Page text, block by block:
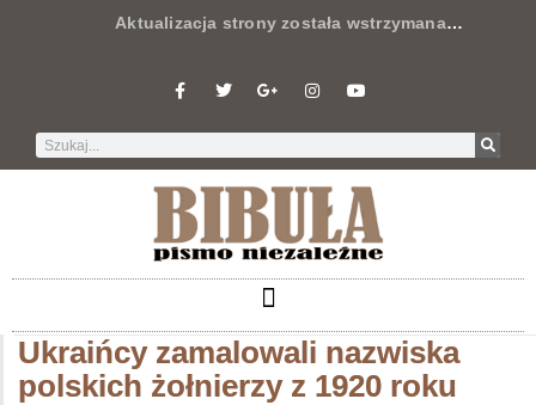
Aktualizacja strony została wstrzymana…
Ukraińcy zamalowali nazwiska
polskich żołnierzy z 1920 roku